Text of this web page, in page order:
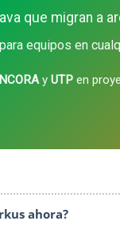
que migran a
para equipos en
y UTP en
ahora?